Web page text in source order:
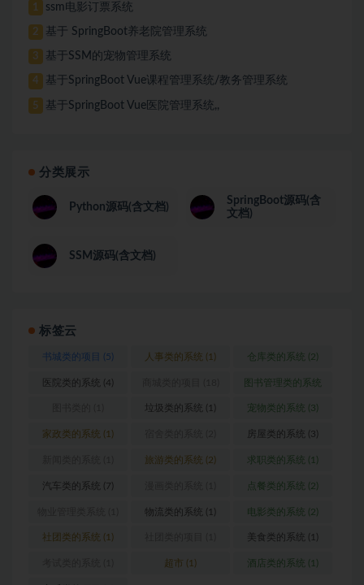
1 ssm电影订票系统
2 基于 SpringBoot养老院管理系统
3 基于SSM的宠物管理系统
4 基于SpringBoot Vue课程管理系统/教务管理系统
5 基于SpringBoot Vue医院管理系统,,
分类展示
Python源码(含文档)
SpringBoot源码(含
文档)
SSM源码(含文档)
标签云
书城类的项目 (5) 人事类的系统 (1) 仓库类的系统 (2)
医院类的系统 (4) 图书管理类的系统
(1)
垃圾类的系统 (1) 宠物类的系统 (3)
家政类的系统 (1) 房屋类的系统 (3)
旅游类的系统 (2) 求职类的系统 (1)
汽车类的系统 (7) 点餐类的系统 (2)
物流类的系统 (1) 电影类的系统 (2)
社团类的系统 (1) 美食类的系统 (1)
超市 (1) 酒店类的系统 (1)